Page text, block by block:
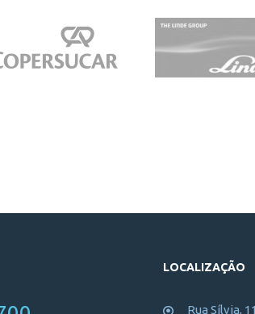
LOCALIZAÇÃO
Rua Sílvia,